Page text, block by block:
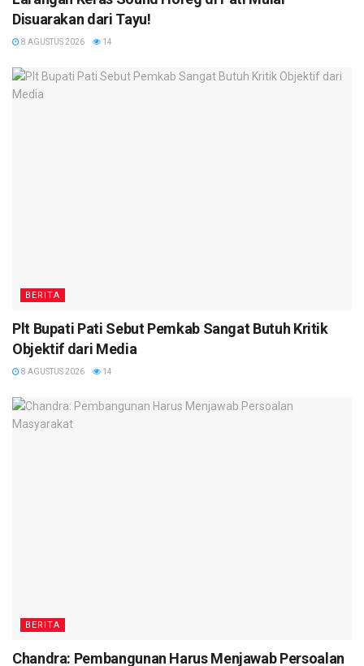
Disuarakan dari Tayu!
8 AGUSTUS 2026 14
BERITA
Plt Bupati Pati Sebut Pemkab Sangat Butuh Kritik
Objektif dari Media
8 AGUSTUS 2026 14
BERITA
Chandra: Pembangunan Harus Menjawab Persoalan